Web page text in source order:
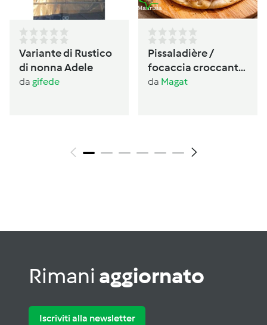
Variante di Rustico
di nonna Adele
da gifede
Pissaladière /
focaccia croccante
provenzale alle
da Magat
Rimani aggiornato
Iscriviti alla newsletter